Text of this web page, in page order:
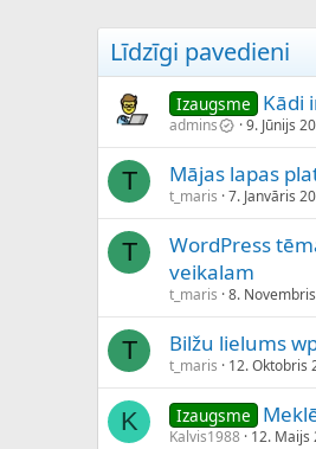
ē
s
Līdzīgi pavedieni
Izaugsme Kādi
admins 9. Jūnijs
T Mājas lapas
t_maris 7. Janvāris
T
WordPress
veikalam
t_maris 8.
T Bilžu lielums
t_maris 12. Oktobris
K Izaugsme
Kalvis1988 12. Maijs